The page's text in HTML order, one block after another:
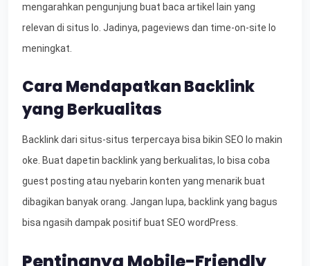
mengarahkan pengunjung buat baca artikel lain yang
relevan di situs lo. Jadinya, pageviews dan time-on-site lo
meningkat.
Cara Mendapatkan Backlink
yang Berkualitas
Backlink dari situs-situs terpercaya bisa bikin SEO lo makin
oke. Buat dapetin backlink yang berkualitas, lo bisa coba
guest posting atau nyebarin konten yang menarik buat
dibagikan banyak orang. Jangan lupa, backlink yang bagus
bisa ngasih dampak positif buat SEO wordPress.
Pentingnya Mobile-Friendly